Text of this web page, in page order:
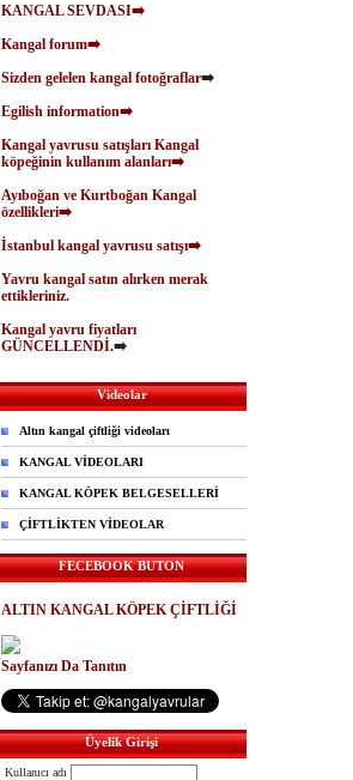
KANGAL SEVDASI➡️
Kangal forum➡️
Sizden gelelen kangal fotoğraflar➡️
Egilish information➡️
Kangal yavrusu satışları Kangal
köpeğinin kullanım alanları➡️
Ayıboğan ve Kurtboğan Kangal
özellikleri➡️
İstanbul kangal yavrusu satışı➡️
Yavru kangal satın alırken merak
ettikleriniz.
Kangal yavru fiyatları
GÜNCELLENDİ.➡️
Videolar
Altın kangal çiftliği videoları
KANGAL VİDEOLARI
KANGAL KÖPEK BELGESELLERİ
ÇİFTLİKTEN VİDEOLAR
FECEBOOK BUTON
ALTIN KANGAL KÖPEK ÇİFTLİĞİ
Sayfanızı Da Tanıtın
Üyelik Girişi
Kullanıcı adı